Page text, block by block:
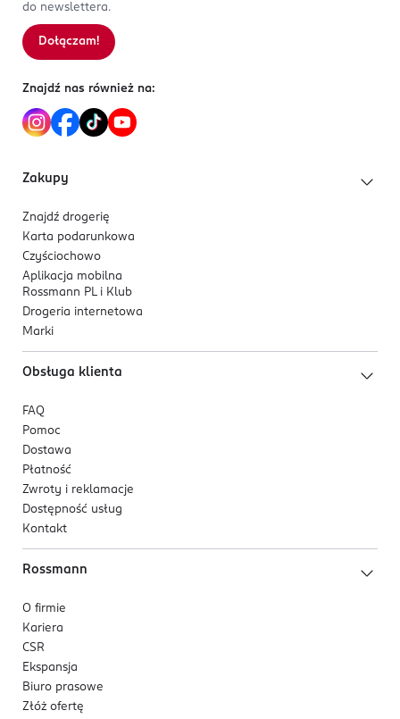
do newslettera.
Dołączam!
Znajdź nas również na:
Zakupy
Znajdź drogerię
Karta podarunkowa
Czyściochowo
Aplikacja mobilna
Rossmann PL i Klub
Drogeria internetowa
Marki
Obsługa klienta
FAQ
Pomoc
Dostawa
Płatność
Zwroty i reklamacje
Dostępność usług
Kontakt
Rossmann
O firmie
Kariera
CSR
Ekspansja
Biuro prasowe
Złóż ofertę